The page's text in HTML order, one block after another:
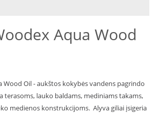
Aqua Wood
Wood Oil - aukštos kokybės vandens pagrindo
terasoms, lauko baldams, mediniams takams,
medienos konstrukcijoms. Alyva giliai įsigeria